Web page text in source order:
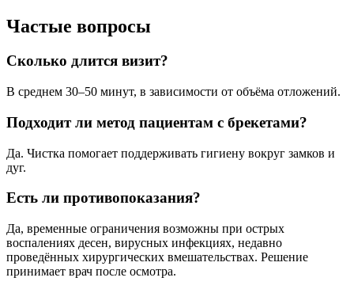
Частые вопросы
Сколько длится визит?
В среднем 30–50 минут, в зависимости от объёма отложений.
Подходит ли метод пациентам с брекетами?
Да. Чистка помогает поддерживать гигиену вокруг замков и
дуг.
Есть ли противопоказания?
Да, временные ограничения возможны при острых
воспалениях десен, вирусных инфекциях, недавно
проведённых хирургических вмешательствах. Решение
принимает врач после осмотра.